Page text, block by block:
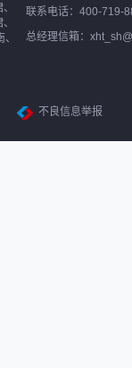
联系电话：400-719-
总经理信箱：
不良信息举报